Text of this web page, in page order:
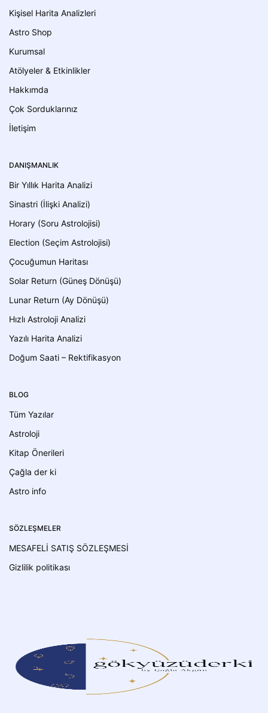
Kişisel Harita Analizleri
Astro Shop
Kurumsal
Atölyeler & Etkinlikler
Hakkımda
Çok Sorduklarınız
İletişim
DANIŞMANLIK
Bir Yıllık Harita Analizi
Sinastri (İlişki Analizi)
Horary (Soru Astrolojisi)
Election (Seçim Astrolojisi)
Çocuğumun Haritası
Solar Return (Güneş Dönüşü)
Lunar Return (Ay Dönüşü)
Hızlı Astroloji Analizi
Yazılı Harita Analizi
Doğum Saati – Rektifikasyon
BLOG
Tüm Yazılar
Astroloji
Kitap Önerileri
Çağla der ki
Astro info
SÖZLEŞMELER
MESAFELİ SATIŞ SÖZLEŞMESİ
Gizlilik politikası